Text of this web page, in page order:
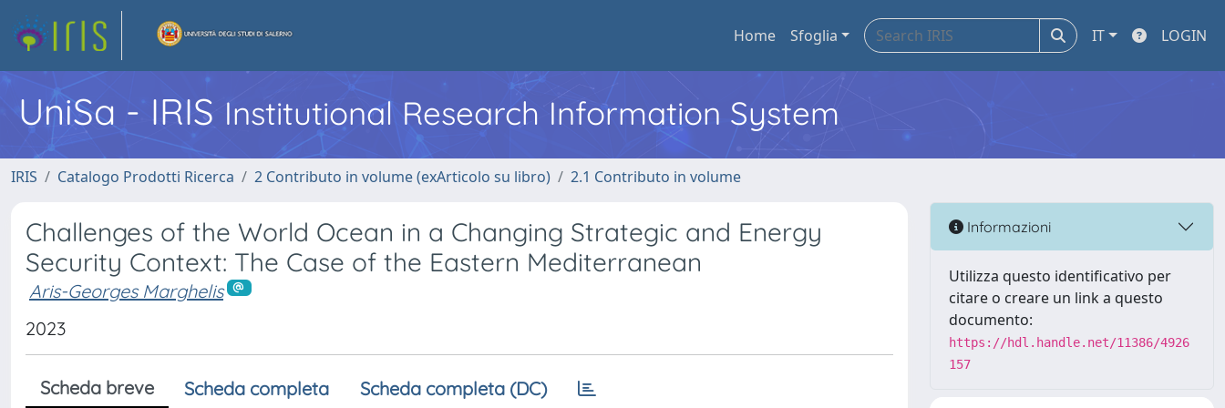
Home Sfoglia IT LOGIN
UniSa - IRIS Institutional Research Information System
IRIS Catalogo Prodotti Ricerca 2 Contributo in volume (exArticolo su libro) 2.1 Contributo in volume
Challenges of the World Ocean in a Changing Strategic and Energy
Security Context: The Case of the Eastern Mediterranean
Aris-Georges Marghelis
2023
Scheda breve Scheda completa Scheda completa (DC)
Informazioni
Utilizza questo identificativo per
citare o creare un link a questo
documento:
https://hdl.handle.net/11386/4926
157